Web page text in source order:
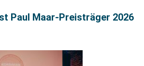
Paul Maar-Preisträger 2026